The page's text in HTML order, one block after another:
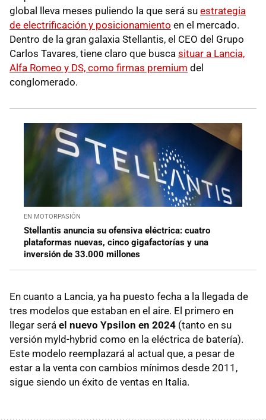
global lleva meses puliendo la que será su estrategia
de electrificación y posicionamiento en el mercado.
Dentro de la gran galaxia Stellantis, el CEO del Grupo
Carlos Tavares, tiene claro que busca situar a Lancia,
Alfa Romeo y DS, como firmas premium del
conglomerado.
EN MOTORPASIÓN
Stellantis anuncia su ofensiva eléctrica: cuatro
plataformas nuevas, cinco gigafactorías y una
inversión de 33.000 millones
En cuanto a Lancia, ya ha puesto fecha a la llegada de
tres modelos que estaban en el aire. El primero en
llegar será el nuevo Ypsilon en 2024 (tanto en su
versión myld-hybrid como en la eléctrica de batería).
Este modelo reemplazará al actual que, a pesar de
estar a la venta con cambios mínimos desde 2011,
sigue siendo un éxito de ventas en Italia.